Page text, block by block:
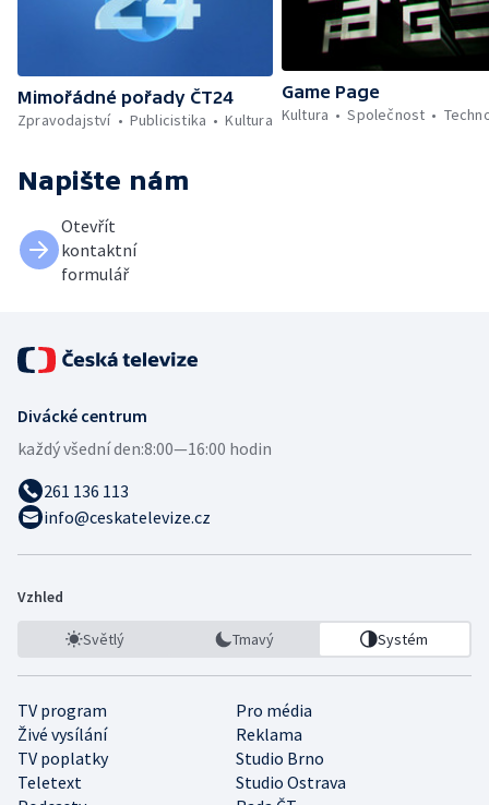
Mimořádné pořady ČT24
Zpravodajství
Publicistika Kultura
Game Page
Kultura
Společnost
Napište nám
Otevřít
kontaktní
formulář
Divácké centrum
každý všední den:8:00—16:00 hodin
261 136 113
info@ceskatelevize.cz
Vzhled
Světlý Tmavý Systém
TV program
Pro média
Živé vysílání
Reklama
TV poplatky
Studio Brno
Teletext
Studio Ostrava